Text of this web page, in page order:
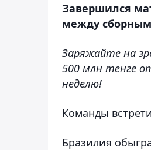
Завершился
между
Заряжайте на
500 млн тенге
неделю!
Команды
Бразилия